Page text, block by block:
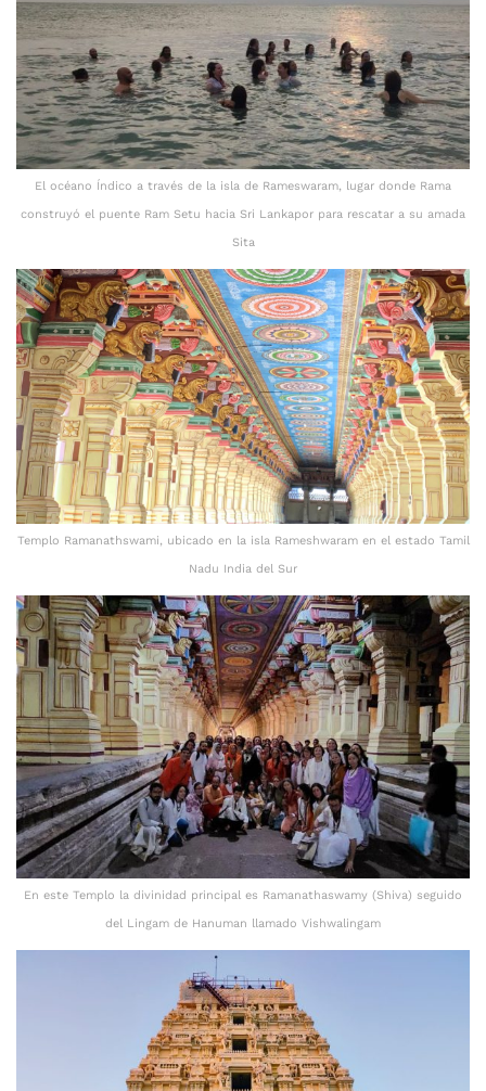
El océano Índico a través de la isla de Rameswaram, lugar donde Rama
construyó el puente Ram Setu hacia Sri Lankapor para rescatar a su amada
Sita
Templo Ramanathswami, ubicado en la isla Rameshwaram en el estado Tamil
Nadu India del Sur
En este Templo la divinidad principal es Ramanathaswamy (Shiva) seguido
del Lingam de Hanuman llamado Vishwalingam